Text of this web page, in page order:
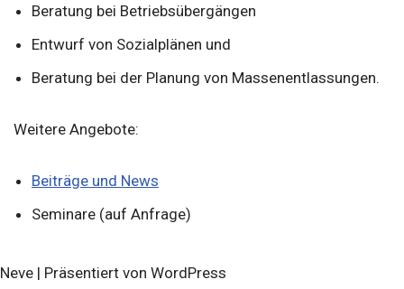
Beratung bei Betriebsübergängen
Entwurf von Sozialplänen und
Beratung bei der Planung von Massenentlassungen.
Weitere Angebote:
Beiträge und News
Seminare (auf Anfrage)
Neve | Präsentiert von WordPress